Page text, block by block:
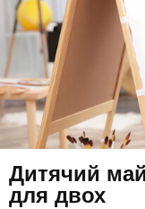
Дитячий
для двох